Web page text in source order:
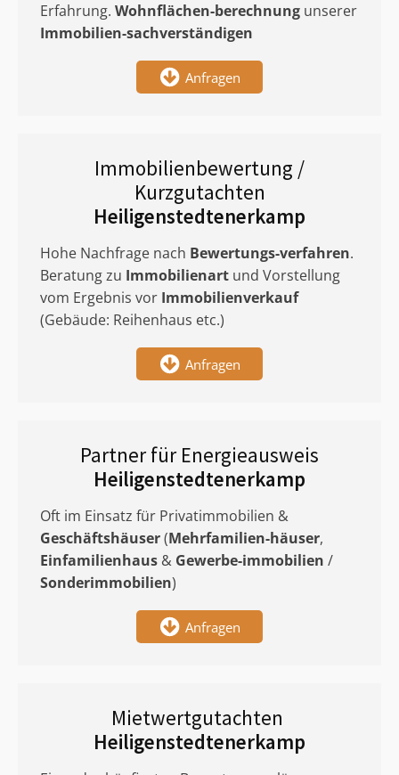
Erfahrung. Wohnflächen-berechnung unserer
Immobilien-sachverständigen
Anfragen
Immobilienbewertung /
Kurzgutachten
Heiligenstedtenerkamp
Hohe Nachfrage nach Bewertungs-verfahren.
Beratung zu Immobilienart und Vorstellung
vom Ergebnis vor Immobilienverkauf
(Gebäude: Reihenhaus etc.)
Anfragen
Partner für Energieausweis
Heiligenstedtenerkamp
Oft im Einsatz für Privatimmobilien &
Geschäftshäuser(Mehrfamilien-häuser,
Einfamilienhaus & Gewerbe-immobilien /
Sonderimmobilien)
Anfragen
Mietwertgutachten
Heiligenstedtenerkamp